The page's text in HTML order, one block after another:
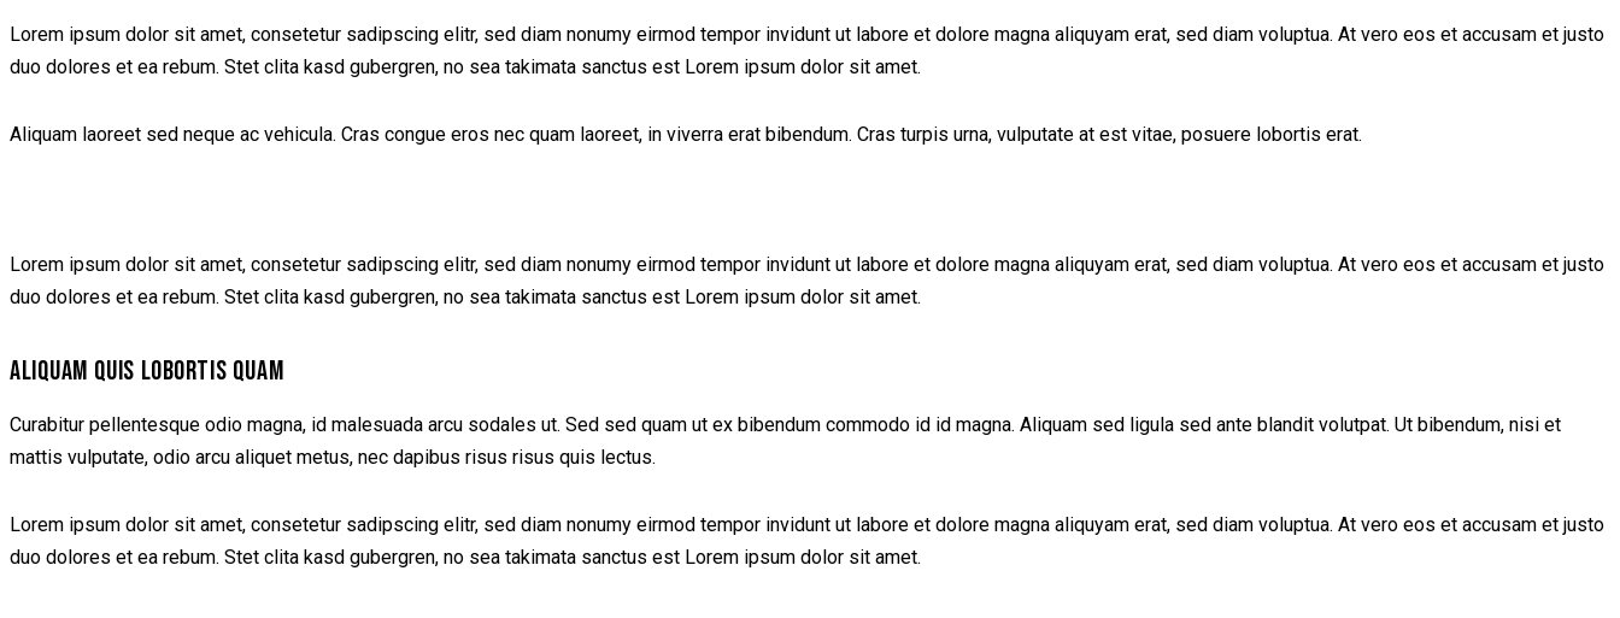
Lorem ipsum dolor sit amet, consetetur sadipscing elitr, sed diam nonumy eirmod tempor invidunt ut labore et dolore magna aliquyam erat, sed diam voluptua. At vero eos et accusam et justo
duo dolores et ea rebum. Stet clita kasd gubergren, no sea takimata sanctus est Lorem ipsum dolor sit amet.
Aliquam laoreet sed neque ac vehicula. Cras congue eros nec quam laoreet, in viverra erat bibendum. Cras turpis urna, vulputate at est vitae, posuere lobortis erat.
Lorem ipsum dolor sit amet, consetetur sadipscing elitr, sed diam nonumy eirmod tempor invidunt ut labore et dolore magna aliquyam erat, sed diam voluptua. At vero eos et accusam et justo
duo dolores et ea rebum. Stet clita kasd gubergren, no sea takimata sanctus est Lorem ipsum dolor sit amet.
ALIQUAM QUIS LOBORTIS QUAM
Curabitur pellentesque odio magna, id malesuada arcu sodales ut. Sed sed quam ut ex bibendum commodo id id magna. Aliquam sed ligula sed ante blandit volutpat. Ut bibendum, nisi et
mattis vulputate, odio arcu aliquet metus, nec dapibus risus risus quis lectus.
Lorem ipsum dolor sit amet, consetetur sadipscing elitr, sed diam nonumy eirmod tempor invidunt ut labore et dolore magna aliquyam erat, sed diam voluptua. At vero eos et accusam et justo
duo dolores et ea rebum. Stet clita kasd gubergren, no sea takimata sanctus est Lorem ipsum dolor sit amet.